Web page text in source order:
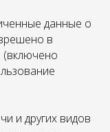
данные о
в
(включено
и других видов